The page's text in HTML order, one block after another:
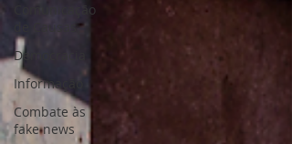
Comunicação
Democracia
Informação
Combate às
fake news